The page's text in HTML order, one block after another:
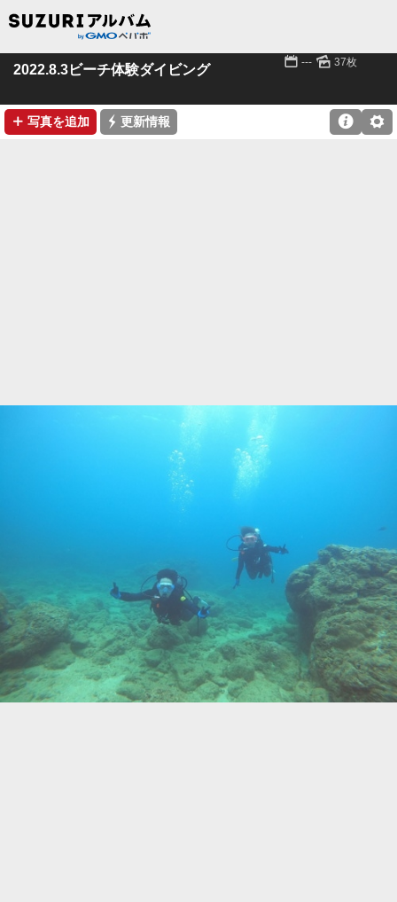
2022.8.3ビーチ体験ダイビング 📅 --- 🌄 37枚
➕ 写真を追加 ⚡ 更新情報 ⚙
